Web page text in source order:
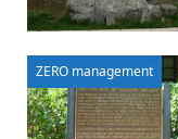
ZERO management